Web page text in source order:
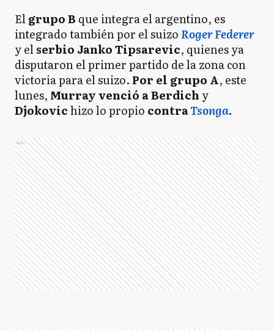
Elgrupo B que integra el argentino, es
integrado también por el suizoRoger Federer
y elserbio Janko Tipsarevic, quienes ya
disputaron el primer partido de la zona con
victoria para el suizo. Por el grupo A, este
lunes, Murray venció a Berdich y
Djokovichizo lo propio contraTsonga.
Ads